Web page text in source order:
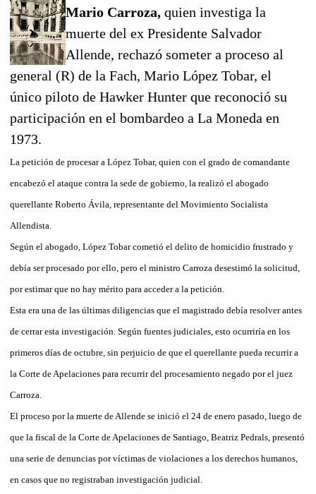
Mario Carroza, quien investiga la
muerte del ex Presidente Salvador
Allende, rechazó someter a proceso al
general (R) de la Fach, Mario López Tobar, el
único piloto de Hawker Hunter que reconoció su
participación en el bombardeo a La Moneda en
1973.
La petición de procesar a López Tobar, quien con el grado de comandante
encabezó el ataque contra la sede de gobierno, la realizó el abogado
querellante Roberto Ávila, representante del Movimiento Socialista
Allendista.
Según el abogado, López Tobar cometió el delito de homicidio frustrado y
debía ser procesado por ello, pero el ministro Carroza desestimó la solicitud,
por estimar que no hay mérito para acceder a la petición.
Esta era una de las últimas diligencias que el magistrado debía resolver antes
de cerrar esta investigación. Según fuentes judiciales, esto ocurriría en los
primeros días de octubre, sin perjuicio de que el querellante pueda recurrir a
la Corte de Apelaciones para recurrir del procesamiento negado por el juez
Carroza.
El proceso por la muerte de Allende se inició el 24 de enero pasado, luego de
que la fiscal de la Corte de Apelaciones de Santiago, Beatriz Pedrals, presentó
una serie de denuncias por víctimas de violaciones a los derechos humanos,
en casos que no registraban investigación judicial.